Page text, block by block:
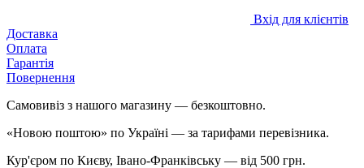
Вхід для клієнтів
Доставка
Оплата
Гарантія
Повернення
Самовивіз з нашого магазину — безкоштовно.
«Новою поштою» по Україні — за тарифами перевізника.
Кур'єром по Києву, Івано-Франківську — від 500 грн.